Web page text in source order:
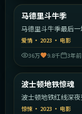
热门
马德里斗牛季
马德里斗牛季最后
恋曲。
爱情 · 2023 · 电影
36万
9.8千 3年前
热门
波士顿地铁惊魂
波士顿地铁红线深
信。
惊悚 · 2023 · 电影